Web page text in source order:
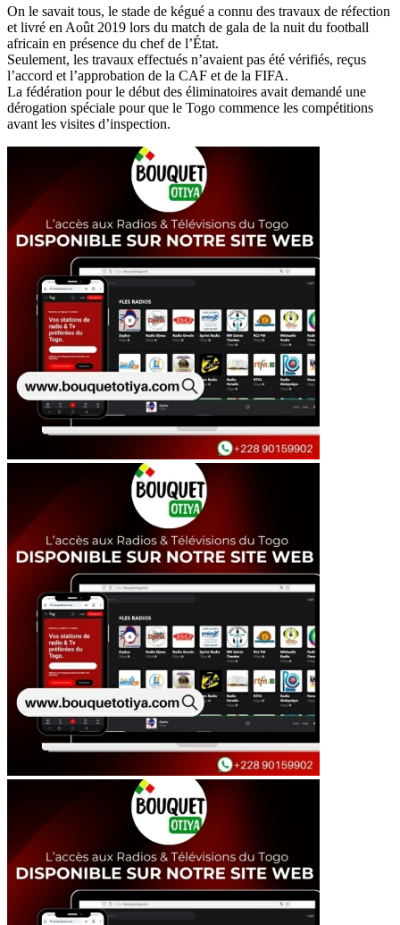
On le savait tous, le stade de kégué a connu des travaux de réfection
et livré en Août 2019 lors du match de gala de la nuit du football
africain en présence du chef de l’État.
Seulement, les travaux effectués n’avaient pas été vérifiés, reçus
l’accord et l’approbation de la CAF et de la FIFA.
La fédération pour le début des éliminatoires avait demandé une
dérogation spéciale pour que le Togo commence les compétitions
avant les visites d’inspection.